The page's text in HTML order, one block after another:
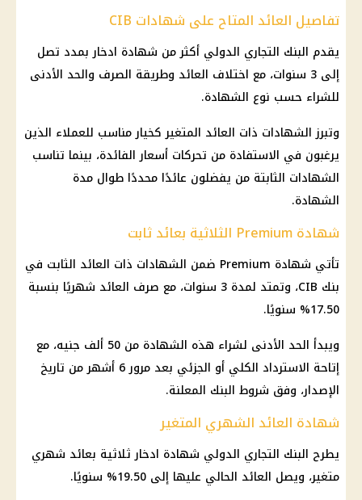
تفاصيل العائد المتاح على شهادات CIB
يقدم البنك التجاري الدولي أكثر من شهادة ادخاربمدد تصل
إلى 3 سنوات، مع اختلاف العائد وطريقة الصرف والحد الأدنى
للشراء حسب نوع الشهادة.
وتبرز الشهادات ذات العائد المتغير كخيار مناسب للعملاء الذين
يرغبون في الاستفادة من تحركات أسعار الفائدة، بينما تناسب
الشهادات الثابتة من يفضلون عائدًا محددًا طوال مدة
الشهادة.
شهادة Premium الثلاثية بعائد ثابت
تأتي شهادة Premium ضمن الشهادات ذات العائد الثابت في
بنك CIB، وتمتد لمدة 3 سنوات، مع صرف العائد شهريًا بنسبة
17.50% سنويًا.
ويبدأ الحد الأدنى لشراء هذه الشهادة من 50 ألف جنيه، مع
إتاحة الاسترداد الكلي أو الجزئي بعد مرور 6 أشهر من تاريخ
الإصدار، وفق شروط البنك المعلنة.
شهادة العائد الشهري المتغير
يطرح البنك التجاري الدولي شهادة ادخارثلاثية بعائد شهري
متغير، ويصل العائد الحالي عليها إلى 19.50% سنويًا.